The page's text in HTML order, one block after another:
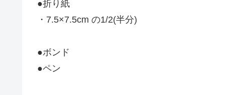
●折り紙
・7.5×7.5cm の1/2(半分)
●ボンド
●ペン